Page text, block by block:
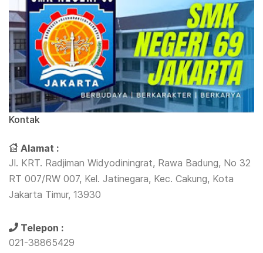
Kontak
Alamat :
Jl. KRT. Radjiman Widyodiningrat, Rawa Badung, No 32
RT 007/RW 007, Kel. Jatinegara, Kec. Cakung, Kota
Jakarta Timur, 13930
Telepon :
021-38865429